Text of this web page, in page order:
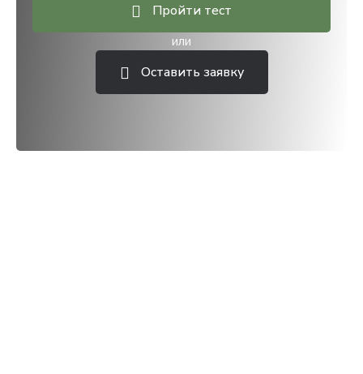
Пройти тест
или
Оставить заявку